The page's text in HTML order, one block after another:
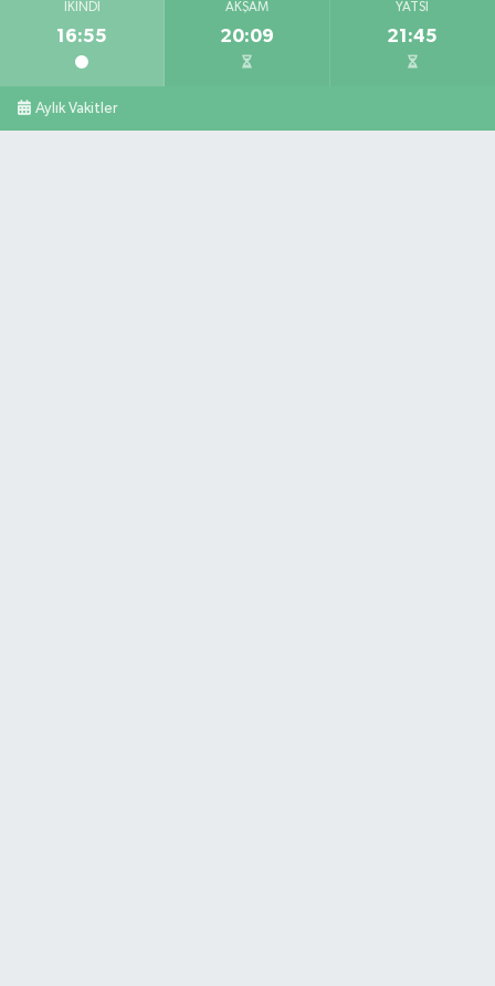
İKINDI
16:55
AKŞAM
20:09
YATSI
21:45
Aylık Vakitler